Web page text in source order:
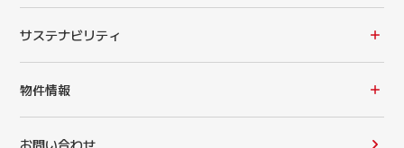
サステナビリティ
物件情報